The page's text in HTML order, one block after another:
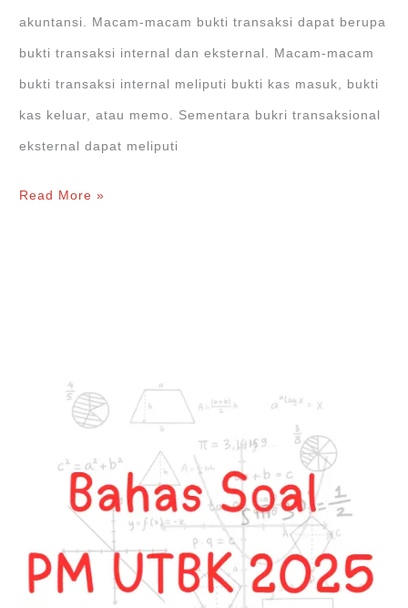
akuntansi. Macam-macam bukti transaksi dapat berupa
bukti transaksi internal dan eksternal. Macam-macam
bukti transaksi internal meliputi bukti kas masuk, bukti
kas keluar, atau memo. Sementara bukri transaksional
eksternal dapat meliputi
Macam-
Akuntansi
Read More »